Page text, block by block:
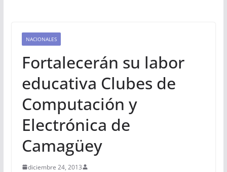
NACIONALES
Fortalecerán su labor
educativa Clubes de
Computación y
Electrónica de
Camagüey
diciembre 24, 2013